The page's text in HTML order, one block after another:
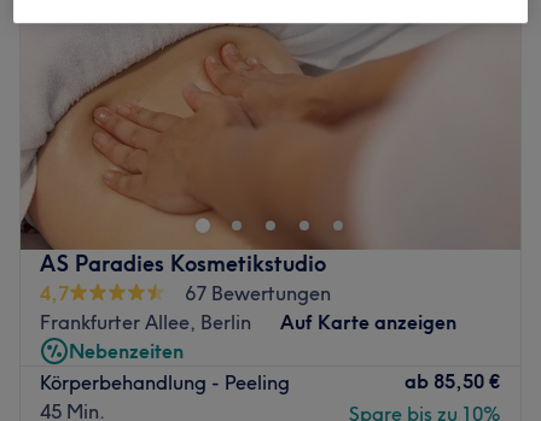
AS Paradies Kosmetikstudio
4,7
67 Bewertungen
Frankfurter Allee, Berlin
Auf Karte anzeigen
Nebenzeiten
Körperbehandlung - Peeling
45 Min.
ab 85,50 €
Spare bis zu 10%